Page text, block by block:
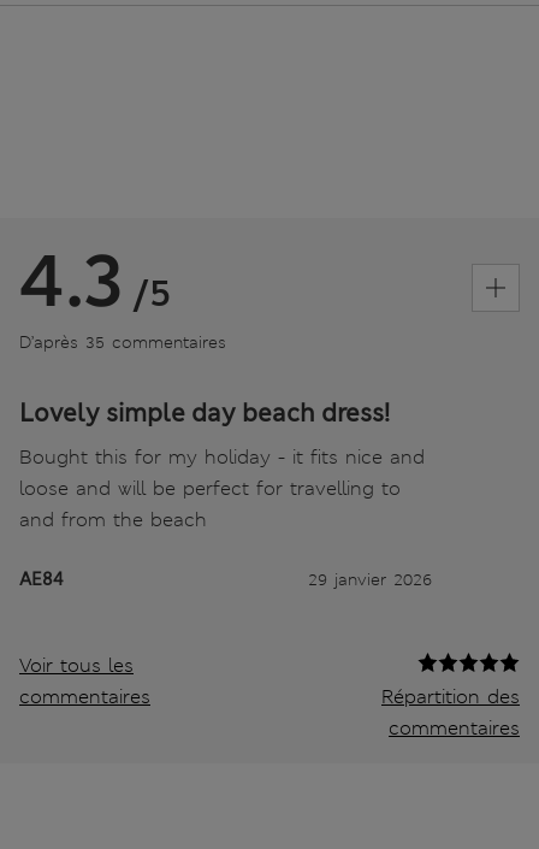
4.3 /5
D’après 35 commentaires
Lovely simple day beach dress!
Bought this for my holiday - it fits nice and
loose and will be perfect for travelling to
and from the beach
AE84 29 janvier 2026
Voir tous les
commentaires
Répartition des
commentaires